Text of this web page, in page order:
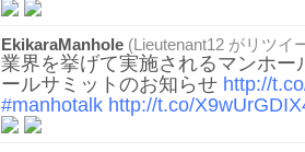
EkikaraManhole ( Lieutenant12 がリツイ
業界を挙げて実施されるマンホー
ールサミットのお知らせ http://
#manhotalk http://t.co/